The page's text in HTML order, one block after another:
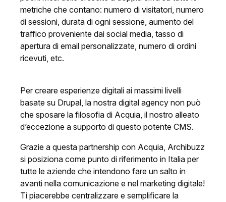
metriche che contano: numero di visitatori, numero
di sessioni, durata di ogni sessione, aumento del
traffico proveniente dai social media, tasso di
apertura di email personalizzate, numero di ordini
ricevuti, etc.
Per creare esperienze digitali ai massimi livelli
basate su Drupal, la nostra digital agency non può
che sposare la filosofia di Acquia, il nostro alleato
d’eccezione a supporto di questo potente CMS.
Grazie a questa partnership con Acquia, Archibuzz
si posiziona come punto di riferimento in Italia per
tutte le aziende che intendono fare un salto in
avanti nella comunicazione e nel marketing digitale!
Ti piacerebbe centralizzare e semplificare la